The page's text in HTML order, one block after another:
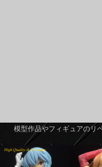
模型作品やフィギュアのリ